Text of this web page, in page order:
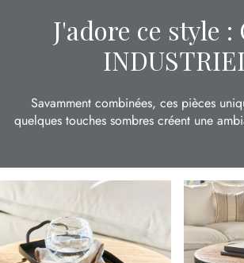
J'adore ce style :
Savamment combinées, ces pièces
quelques touches sombres créent une